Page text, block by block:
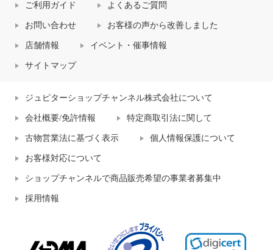
ご利用ガイド よくあるご質問
お問い合わせ お客様の声から改善しました
店舗情報 イベント・催事情報
サイトマップ
ジュピターショップチャンネル株式会社について
会社概要/免許情報 特定商取引法に関して
古物営業法に基づく表示 個人情報保護について
お客様対応について
ショップチャンネルで商品販売希望の事業者募集中
採用情報